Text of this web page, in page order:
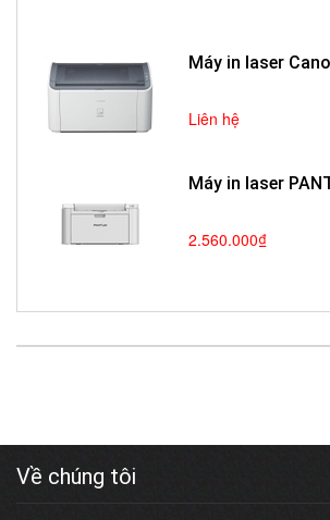
Máy in laser
Liên hệ
Máy in laser
2.560.000₫
Về chúng tôi